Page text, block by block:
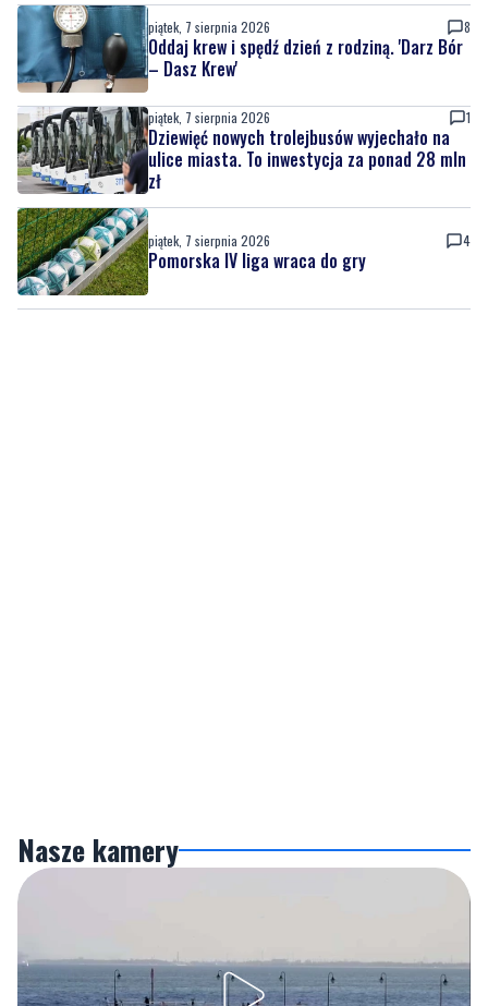
piątek, 7 sierpnia 2026 8
Oddaj krew i spędź dzień z rodziną. 'Darz Bór
– Dasz Krew'
piątek, 7 sierpnia 2026 1
Dziewięć nowych trolejbusów wyjechało na
ulice miasta. To inwestycja za ponad 28 mln
zł
piątek, 7 sierpnia 2026 4
Pomorska IV liga wraca do gry
Nasze kamery